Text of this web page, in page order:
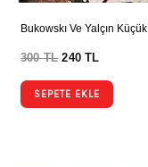
Bukowskı Ve Yalçın Küçük
300TL 240TL
SEPETE EKLE